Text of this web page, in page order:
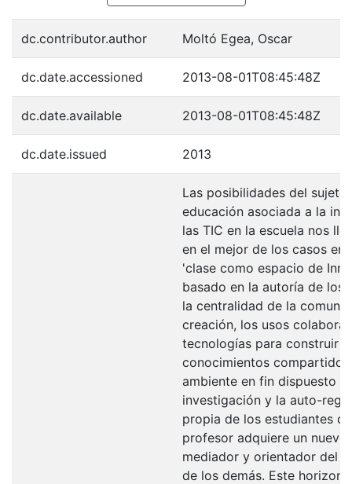
dc.contributor.author Moltó Egea, Oscar
dc.date.accessioned 2013-08-01T08:45:48Z
dc.date.available 2013-08-01T08:45:48Z
dc.date.issued 2013
Las posibilidades del sujeto
educación asociada a la
las TIC en la escuela nos
en el mejor de los casos en
'clase como espacio de
basado en la autoría de los
la centralidad de la
creación, los usos
tecnologías para construir
conocimientos
ambiente en fin dispuesto
investigación y la auto-
propia de los estudiantes
profesor adquiere un nuevo
mediador y orientador del
de los demás. Este